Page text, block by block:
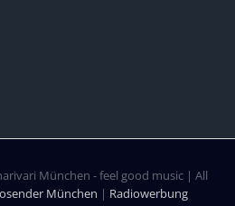
München - feel good music | All
München | Radiowerbung